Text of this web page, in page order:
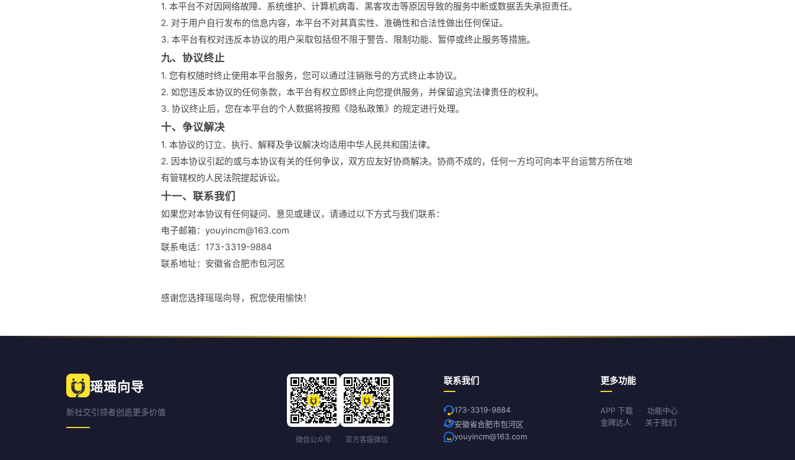
1. 本平台不对因网络故障、系统维护、计算机病毒、黑客攻击等原因导致的服务中断或数据丢失承担责任。
2. 对于用户自行发布的信息内容，本平台不对其真实性、准确性和合法性做出任何保证。
3. 本平台有权对违反本协议的用户采取包括但不限于警告、限制功能、暂停或终止服务等措施。
九、协议终止
1. 您有权随时终止使用本平台服务，您可以通过注销账号的方式终止本协议。
2. 如您违反本协议的任何条款，本平台有权立即终止向您提供服务，并保留追究法律责任的权利。
3. 协议终止后，您在本平台的个人数据将按照《隐私政策》的规定进行处理。
十、争议解决
1. 本协议的订立、执行、解释及争议解决均适用中华人民共和国法律。
2. 因本协议引起的或与本协议有关的任何争议，双方应友好协商解决。协商不成的，任何一方均可向本平台运营方所在地
有管辖权的人民法院提起诉讼。
十一、联系我们
如果您对本协议有任何疑问、意见或建议，请通过以下方式与我们联系：
电子邮箱：youyincm@163.com
联系电话：173-3319-9884
联系地址：安徽省合肥市包河区
感谢您选择瑶瑶向导，祝您使用愉快！
瑶瑶向导
新社交引领者创造更多价值
微信公众号 官方客服微信
联系我们
173-3319-9884
安徽省合肥市包河区
youyincm@163.com
更多功能
APP 下载
功能中心
金牌达人
关于我们